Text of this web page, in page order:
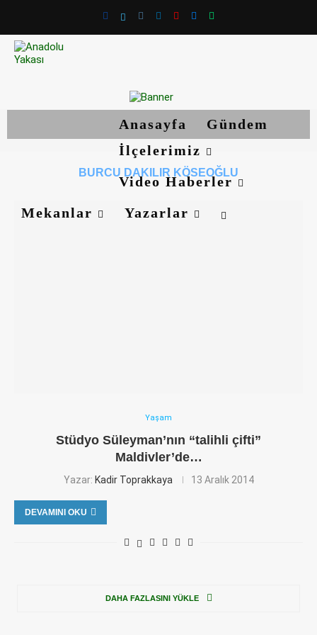
Anasayfa
Gündem
İlçelerimiz
Video Haberler
Mekanlar
Yazarlar
BURCU DAKILIR KÖSEOĞLU
Yaşam
Stüdyo Süleyman’nın “talihli çifti”
Maldivler’de…
Yazar: Kadir Toprakkaya 13 Aralık 2014
DEVAMINI OKU
DAHA FAZLASINI YÜKLE